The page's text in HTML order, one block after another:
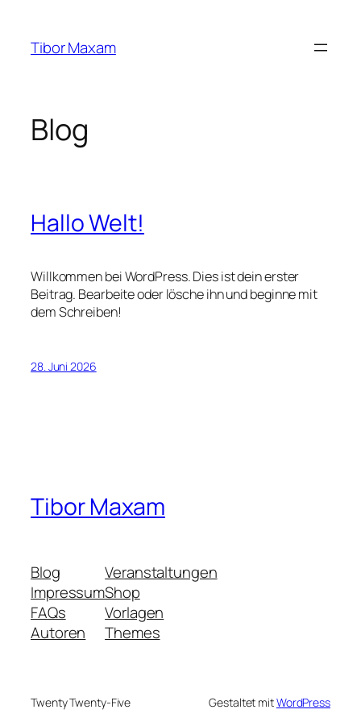
springen
Tibor Maxam
Blog
Hallo Welt!
Willkommen bei WordPress. Dies ist dein erster
Beitrag. Bearbeite oder lösche ihn und beginne mit
dem Schreiben!
28. Juni 2026
Tibor Maxam
Blog
Impressum
FAQs
Autoren
Veranstaltungen
Shop
Vorlagen
Themes
Twenty Twenty-Five Gestaltet mitWordPress